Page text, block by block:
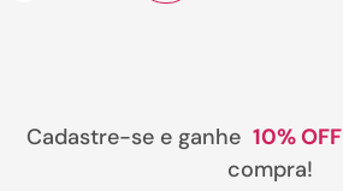
Cadastre-se e ganhe 10% OFF
compra!